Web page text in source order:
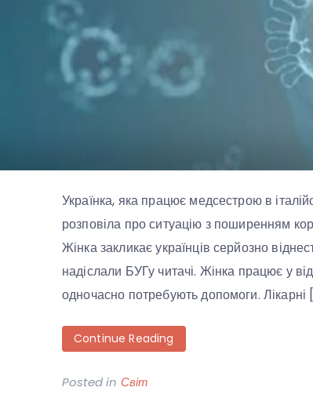
Українка, яка працює медсестрою в
розповіла про ситуацію з поширенням
Жінка закликає українців серйозно
надіслали БУГу читачі. Жінка працює у
одночасно потребують допомоги. Лікарні
Continue Reading
Posted in Світ